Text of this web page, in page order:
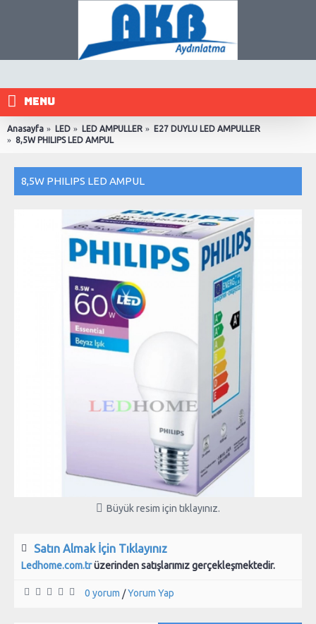
MENU
Anasayfa LED LED AMPULLER
E27 DUYLU LED AMPULLER
8,5W PHILIPS LED AMPUL
8,5W PHILIPS LED AMPUL
Büyük resim için tıklayınız.
Satın Almak İçin Tıklayınız
Ledhome.com.trüzerinden satışlarımız gerçekleşmektedir.
0 yorum /Yorum Yap